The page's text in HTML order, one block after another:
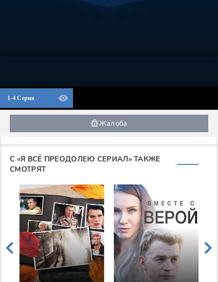
1-4 Серия
Жалоба
С «Я ВСЁ ПРЕОДОЛЕЮ СЕРИАЛ» ТАКЖЕ
СМОТРЯТ